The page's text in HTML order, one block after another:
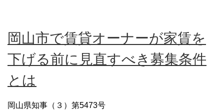
岡山市で賃貸オーナーが家賃を
下げる前に見直すべき募集条件
とは
岡山県知事（３）第5473号